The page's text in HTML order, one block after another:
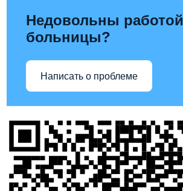
Недовольны работой
больницы?
Написать о проблеме